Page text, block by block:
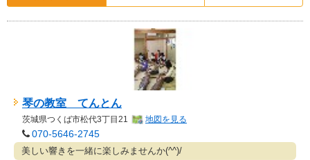
琴の教室 てんとん
茨城県つくば市松代3丁目21 地図を見る
070-5646-2745
美しい響きを一緒に楽しみませんか(^^)/